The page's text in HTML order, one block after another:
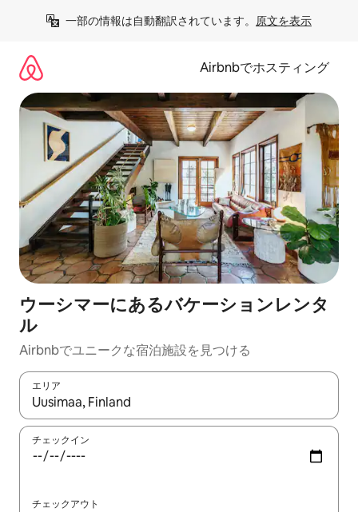
一部の情報は自動翻訳されています。 原文を表示
Airbnbでホスティング
ウーシマーにあるバケーションレンタ
ル
Airbnbでユニークな宿泊施設を見つける
エリア
検索結果が表示されたら、上下の矢印キーを使って移動するか
チェックイン
チェックアウト